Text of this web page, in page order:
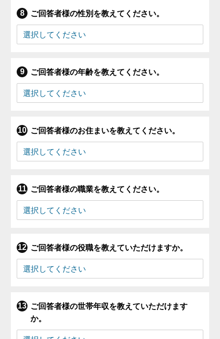
ご回答者様の性別を教えてください。
ご回答者様の年齢を教えてください。
ご回答者様のお住まいを教えてください。
ご回答者様の職業を教えてください。
ご回答者様の役職を教えていただけますか。
ご回答者様の世帯年収を教えていただけます
か。